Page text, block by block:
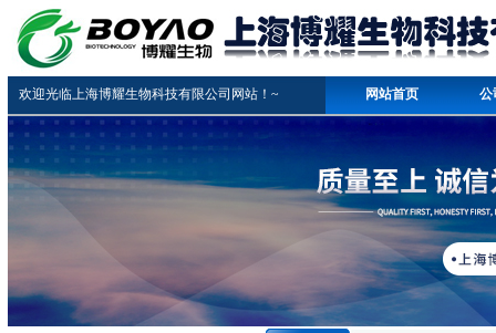
欢迎光临上海博耀生物科技有限公司网站！~ 网站首页 公